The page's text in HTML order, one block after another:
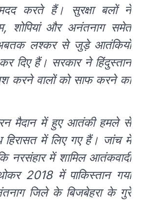
करते हैं। सुरक्षा बलों ने
शोपियां और अनंतनाग समेत
लश्कर से जुड़े आतंकियों
दिए हैं। सरकार ने हिंदुस्तान
करने वालों को साफ करने का
मैदान में हुए आतंकी हमले से
में लिए गए हैं। जांच में
नरसंहार में शामिल आतंकवादी
2018 में पाकिस्तान गया
जिले के बिजबेहरा के गुर्रे